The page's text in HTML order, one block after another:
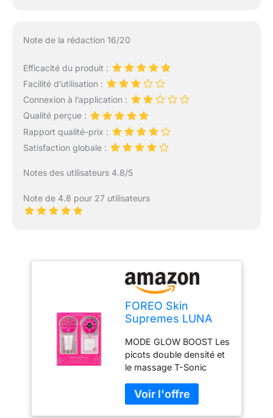
Note de la rédaction 16/20
Efficacité du produit :
Facilité d’utilisation :
Connexion à l’application :
Qualité perçue :
Rapport qualité-prix :
Satisfaction globale :
Notes des utilisateurs 4.8/5
Note de 4.8 pour 27 utilisateurs
FOREO Skin
Supremes LUNA
| Brosse nettoyante
visage & Masque
LED coffret de
soins de la peau |
Cadeau pour
femme | Brosse
MODE GLOW BOOST Les
picots double densité et
le massage T-Sonic
impuretés tandis que le
soin du visage Glow